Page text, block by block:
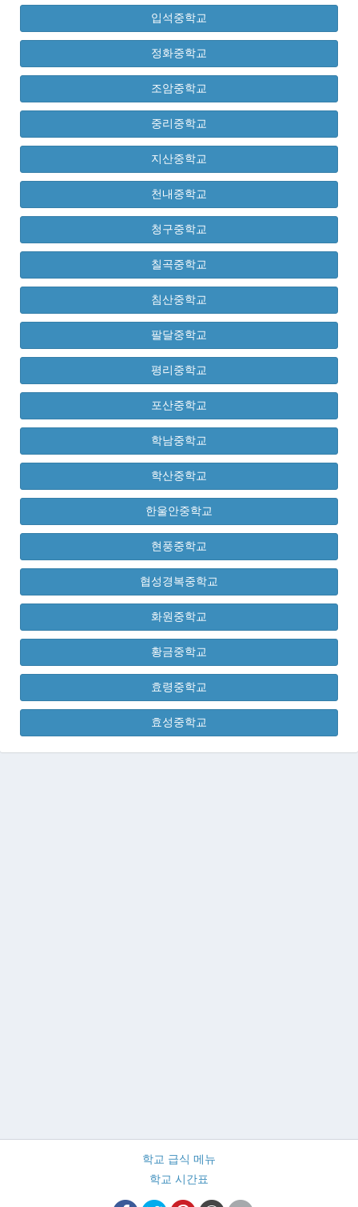
입석중학교
정화중학교
조암중학교
중리중학교
지산중학교
천내중학교
청구중학교
칠곡중학교
침산중학교
팔달중학교
평리중학교
포산중학교
학남중학교
학산중학교
한울안중학교
현풍중학교
협성경복중학교
화원중학교
황금중학교
효령중학교
효성중학교
학교 급식 메뉴
학교 시간표